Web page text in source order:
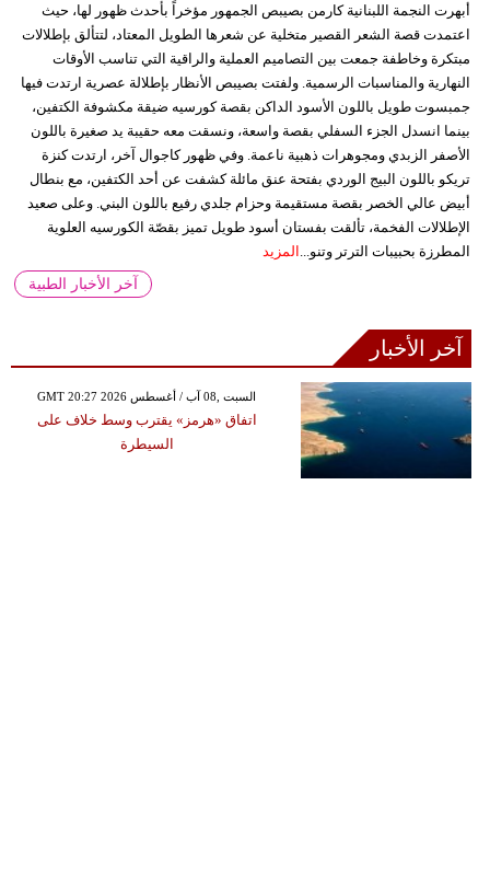
أبهرت النجمة اللبنانية كارمن بصيبص الجمهور مؤخراً بأحدث ظهور لها، حيث
اعتمدت قصة الشعر القصير متخلية عن شعرها الطويل المعتاد، لتتألق بإطلالات
مبتكرة وخاطفة جمعت بين التصاميم العملية والراقية التي تناسب الأوقات
النهارية والمناسبات الرسمية. ولفتت بصيبص الأنظار بإطلالة عصرية ارتدت فيها
جمبسوت طويل باللون الأسود الداكن بقصة كورسيه ضيقة مكشوفة الكتفين،
بينما انسدل الجزء السفلي بقصة واسعة، ونسقت معه حقيبة يد صغيرة باللون
الأصفر الزبدي ومجوهرات ذهبية ناعمة. وفي ظهور كاجوال آخر، ارتدت كنزة
تريكو باللون البيج الوردي بفتحة عنق مائلة كشفت عن أحد الكتفين، مع بنطال
أبيض عالي الخصر بقصة مستقيمة وحزام جلدي رفيع باللون البني. وعلى صعيد
الإطلالات الفخمة، تألقت بفستان أسود طويل تميز بقصّة الكورسيه العلوية
المطرزة بحبيبات الترتر وتنو... المزيد
آخر الأخبار الطبية
آخر الأخبار
GMT 20:27 2026 السبت ,08 آب / أغسطس
اتفاق «هرمز» يقترب وسط خلاف على
السيطرة